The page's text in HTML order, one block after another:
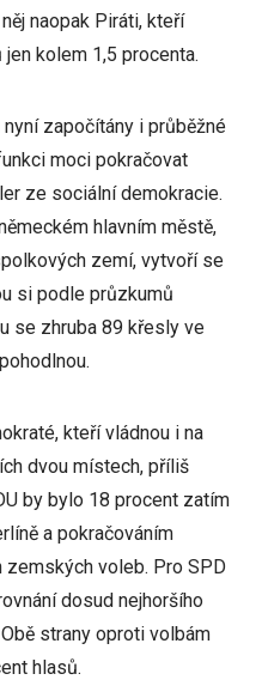
naopak Piráti, kteří
kolem 1,5 procenta.
započítány i průběžné
moci pokračovat
ze sociální demokracie.
hlavním městě,
zemí, vytvoří se
si podle průzkumů
se zhruba 89 křesly ve
kteří vládnou i na
dvou místech, příliš
by bylo 18 procent zatím
a pokračováním
voleb. Pro SPD
dosud nejhoršího
strany oproti volbám
hlasů.